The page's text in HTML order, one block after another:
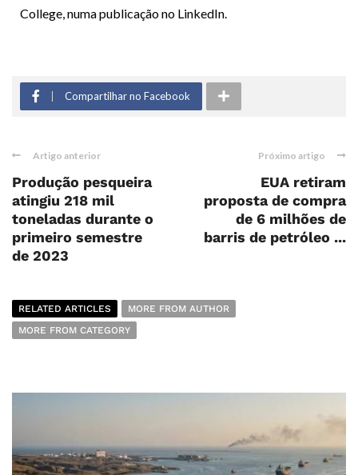
College, numa publicação no LinkedIn.
Compartilhar no Facebook
Artigo anterior
Produção pesqueira
atingiu 218 mil
toneladas durante o
primeiro semestre
de 2023
Próximo artigo
EUA retiram
proposta de compra
de 6 milhões de
barris de petróleo ...
RELATED ARTICLES
MORE FROM AUTHOR
MORE FROM CATEGORY